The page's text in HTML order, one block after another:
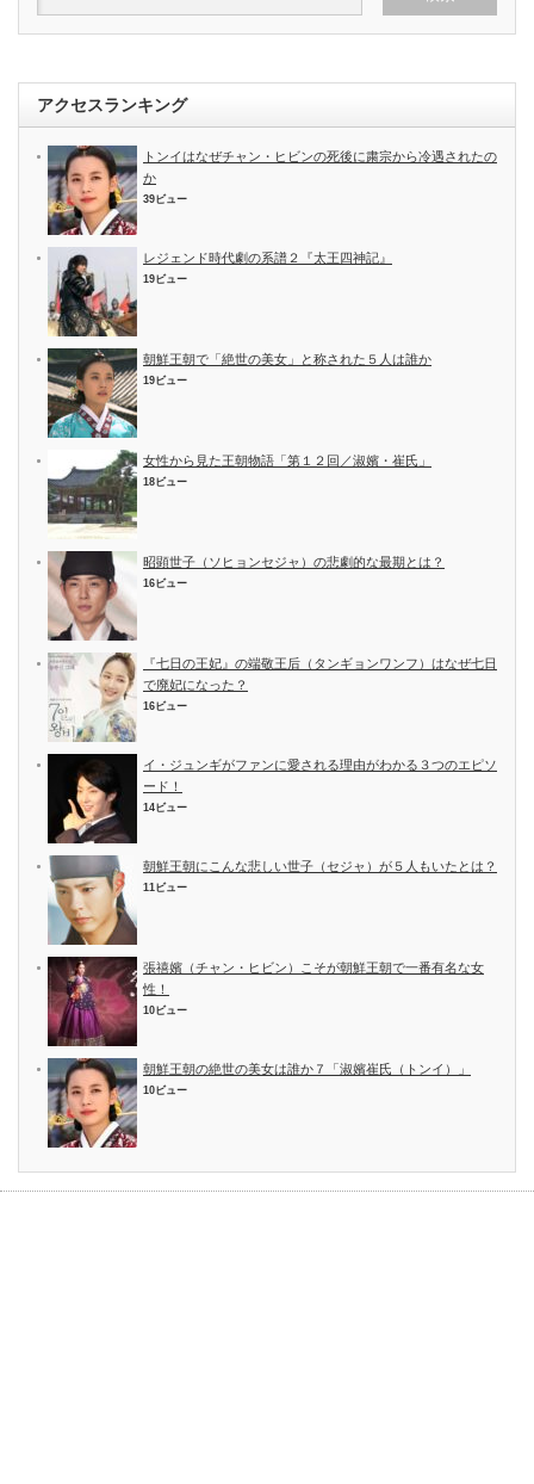
アクセスランキング
トンイはなぜチャン・ヒビンの死後に粛宗から冷遇されたの
か
39ビュー
レジェンド時代劇の系譜２『太王四神記』
19ビュー
朝鮮王朝で「絶世の美女」と称された５人は誰か
19ビュー
女性から見た王朝物語「第１２回／淑嬪・崔氏」
18ビュー
昭顕世子（ソヒョンセジャ）の悲劇的な最期とは？
16ビュー
『七日の王妃』の端敬王后（タンギョンワンフ）はなぜ七日
で廃妃になった？
16ビュー
イ・ジュンギがファンに愛される理由がわかる３つのエピソ
ード！
14ビュー
朝鮮王朝にこんな悲しい世子（セジャ）が５人もいたとは？
11ビュー
張禧嬪（チャン・ヒビン）こそが朝鮮王朝で一番有名な女
性！
10ビュー
朝鮮王朝の絶世の美女は誰か７「淑嬪崔氏（トンイ）」
10ビュー